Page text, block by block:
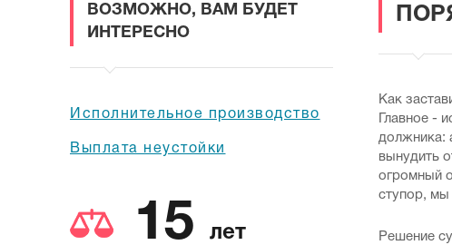
ВОЗМОЖНО, ВАМ БУДЕТ
ИНТЕРЕСНО
Исполнительное производство
Выплата неустойки
15 лет
Как
Главное -
должника:
вынудить
огромный
ступор,
Решение